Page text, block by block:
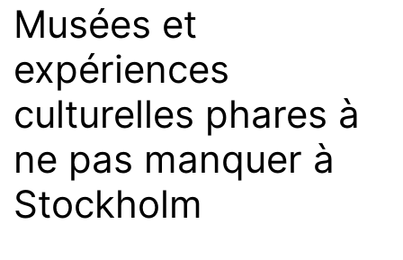
Musées et
expériences
culturelles phares à
ne pas manquer à
Stockholm